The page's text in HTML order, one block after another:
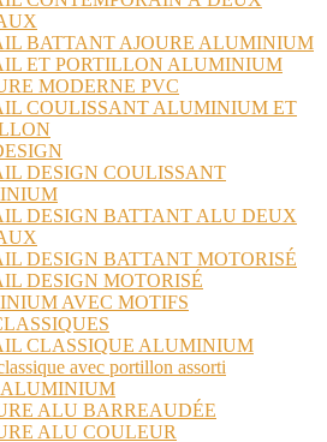
BATTANT AJOURE ALUMINIUM
ET PORTILLON ALUMINIUM
MODERNE PVC
COULISSANT ALUMINIUM ET
DESIGN COULISSANT
DESIGN BATTANT ALU DEUX
DESIGN BATTANT MOTORISÉ
DESIGN MOTORISÉ
AVEC MOTIFS
CLASSIQUE ALUMINIUM
avec portillon assorti
ALUMINIUM
ALU BARREAUDÉE
ALU COULEUR